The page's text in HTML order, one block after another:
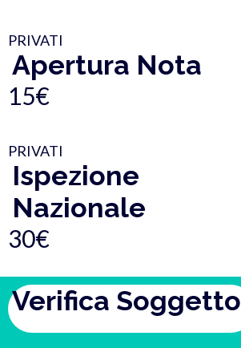
PRIVATI
Apertura Nota
15€
PRIVATI
Ispezione
Nazionale
30€
Verifica Soggetto